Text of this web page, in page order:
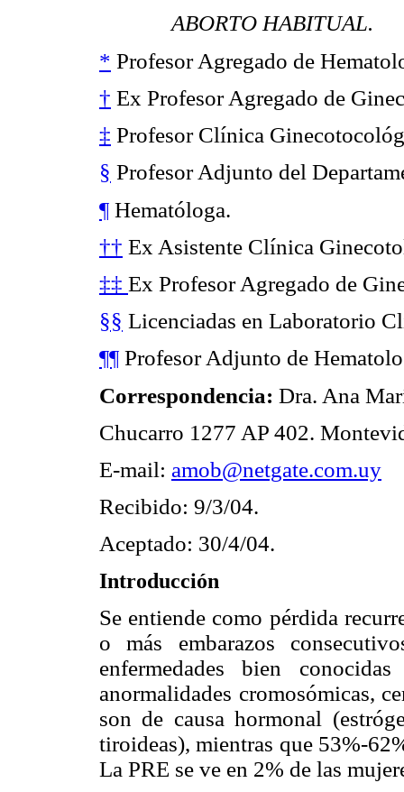
ABORTO HABITUAL.
* Profesor Agregado de
† Ex Profesor Agregado de
‡ Profesor Clínica
§ Profesor Adjunto del
¶ Hematóloga.
†† Ex Asistente Clínica
‡‡ Ex Profesor Agregado de
§§ Licenciadas en Laboratorio
¶¶ Profesor Adjunto de
Correspondencia: Dra. Ana
Chucarro 1277 AP 402.
E-mail: amob@netgate.com.uy
Recibido: 9/3/04.
Aceptado: 30/4/04.
Introducción
Se entiende como pérdida
o más embarazos
enfermedades bien
anormalidades cromosómicas,
son de causa hormonal
tiroideas), mientras que 53%-
La PRE se ve en 2% de las